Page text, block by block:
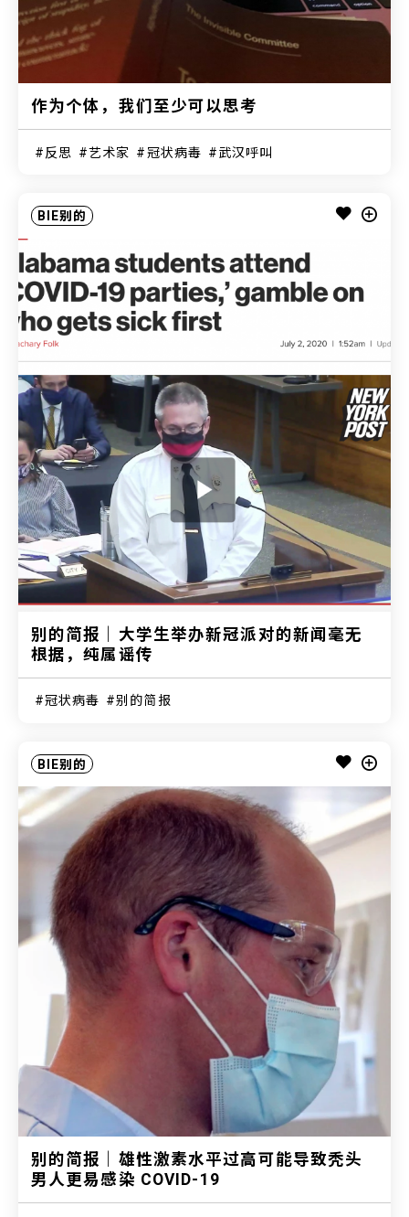
作为个体，我们至少可以思考
反思 艺术家 冠状病毒 武汉呼叫
BIE别的
别的简报｜大学生举办新冠派对的新闻毫无
根据，纯属谣传
冠状病毒 别的简报
BIE别的
别的简报｜雄性激素水平过高可能导致秃头
男人更易感染 COVID-19